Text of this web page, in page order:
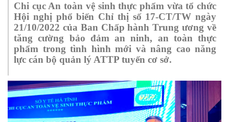
Chi cục An toàn vệ sinh thực phẩm vừa tổ chức
Hội nghị phổ biến Chỉ thị số 17-CT/TW ngày
21/10/2022 của Ban Chấp hành Trung ương về
tăng cường bảo đảm an ninh, an toàn thực
phẩm trong tình hình mới và nâng cao năng
lực cán bộ quản lý ATTP tuyến cơ sở.